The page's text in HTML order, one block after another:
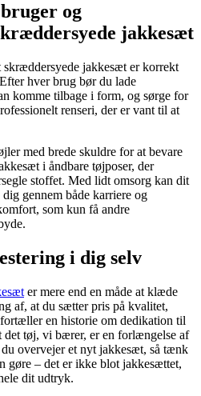
og
jakkesæt
jakkesæt er korrekt
hver brug bør du lade
komme tilbage i form, og sørge for
renseri, der er vant til at
med brede skuldre for at bevare
i åndbare tøjposer, der
stoffet. Med lidt omsorg kan dit
gennem både karriere og
som kun få andre
i dig selv
er mere end en måde at klæde
af, at du sætter pris på kvalitet,
en historie om dedikation til
det tøj, vi bærer, er en forlængelse af
overvejer et nyt jakkesæt, så tænk
gøre – det er ikke blot jakkesættet,
dit udtryk.